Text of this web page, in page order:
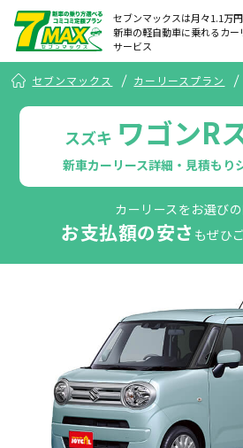
セブンマックスは月々1.1万
新車の軽自動車に乗れるカー
サービス
セブンマックス カーリースプラン
スズキ ワゴンR
新車カーリース詳細・見積もり
カーリースをお選びの
お支払額の安さ もぜひ